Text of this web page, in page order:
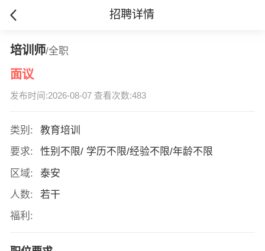
招聘详情
培训师/全职
面议
发布时间:2026-08-07 查看次数:483
类别:
教育培训
要求:
性别不限/ 学历不限/经验不限/年龄不限
区域:
泰安
人数:
若干
福利: